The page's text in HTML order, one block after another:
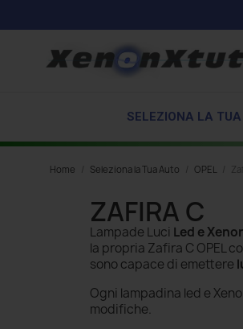
SELEZIONA LA
Home Seleziona la Tua Auto OPEL
ZAFIRA C
Lampade Luci Led e
la propria Zafira C OPEL
sono capace di emettere
Ogni lampadina led e
modifiche.